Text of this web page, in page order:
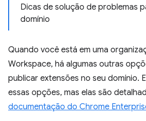
Dicas de solução de problemas
domínio
Quando você está em uma
Workspace, há algumas outras
publicar extensões no seu domínio.
essas opções, mas elas são
documentação do Chrome